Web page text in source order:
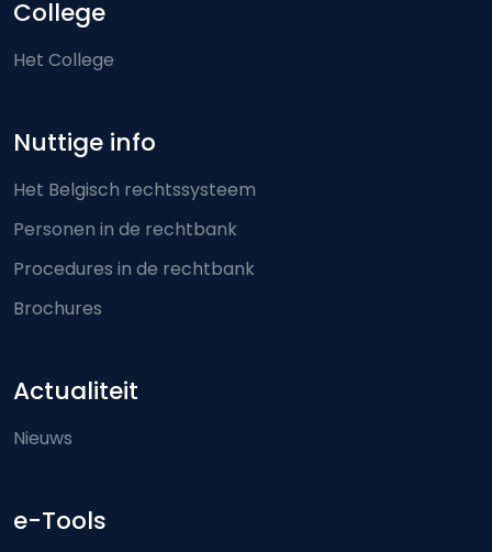
College
Het College
Nuttige info
Het Belgisch rechtssysteem
Personen in de rechtbank
Procedures in de rechtbank
Brochures
Actualiteit
Nieuws
e-Tools